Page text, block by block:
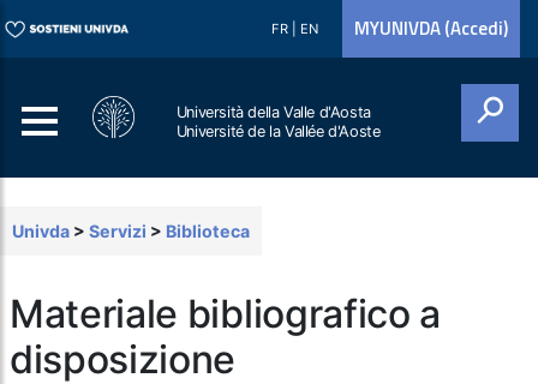
FR EN MYUNIVDA (Accedi)
Università della Valle d'Aosta
Université de la Vallée d'Aoste
Univda > Servizi > Biblioteca
Materiale bibliografico a
disposizione